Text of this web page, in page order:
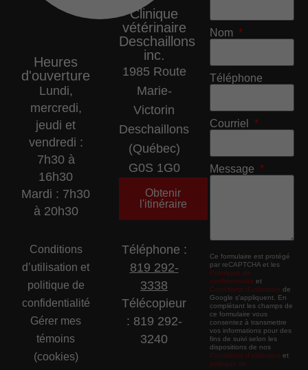
Heures
d'ouverture
Lundi,
mercredi,
jeudi et
vendredi :
7h30 à
16h30
Mardi : 7h30
à 20h30
Conditions
d’utilisation et
politique de
confidentialité
Gérer mes
témoins
(cookies)
Clinique
vétérinaire
Deschaillons
inc.
1985 Route
Marie-
Victorin
Deschaillons
(Québec)
G0S 1G0
Obtenir
l'itinéraire
Téléphone :
819 292-
3338
Télécopieur
: 819 292-
3240
Nom
Téléphone
Courriel
Message
Ce formulaire est protégé
par reCAPTCHA et les
Politiques de
confidentialité et
Conditions d'utilisation de
Google s'appliquent. En
complétant les champs de
ce formulaire vous
consentez à transmettre
vos informations pour des
fins de suivi selon les
dispositions de nos
Conditions d'utilisation et
politique de